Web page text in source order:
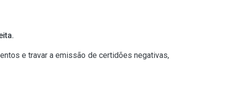
e travar a emissão de certidões negativas,